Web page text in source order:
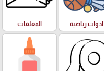
ادوات رياضية المغلفات